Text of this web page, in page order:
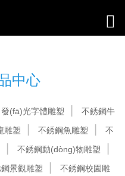
有精品_91/欧
线播放在线播
中心
發(fā)光字體雕塑
不銹鋼牛
雕塑 不銹鋼魚雕塑
不
不銹鋼動(dòng)物雕塑
景觀雕塑
不銹鋼校園雕